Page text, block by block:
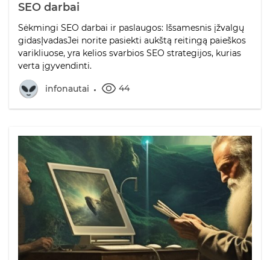
SEO darbai
Sėkmingi SEO darbai ir paslaugos: Išsamesnis įžvalgų
gidasĮvadasJei norite pasiekti aukštą reitingą paieškos
varikliuose, yra kelios svarbios SEO strategijos, kurias
verta įgyvendinti.
infonautai 44